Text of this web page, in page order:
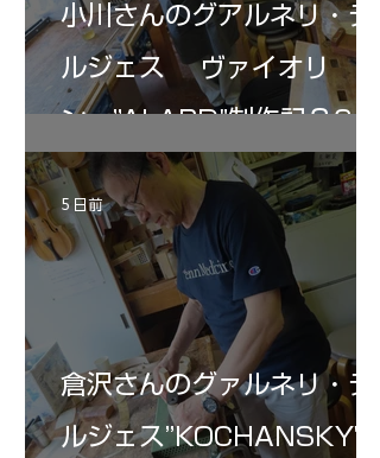
小川さんのグアルネリ・デ
ルジェス ヴァイオリ
ン ”ALARD"制作記３6
倉沢さんのグァルネリ・デ
ルジェス”KOCHANSKY"制
5 日前